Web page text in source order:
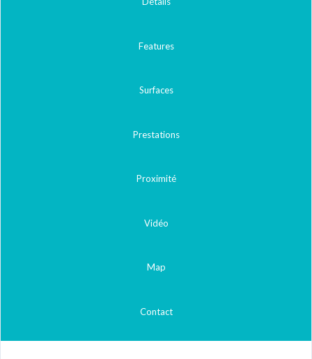
Features
Surfaces
Prestations
Proximité
Vidéo
Map
Contact